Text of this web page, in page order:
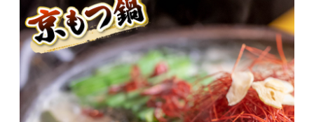
丁寧に洗浄を行っておりますが、取り切れない
牛毛が肉の間に残っていることがあります。
この牛毛は牛が毛づくろいをした際に誤って飲
み込んでしまったものです。
洗浄中、真空パック後には見当たらなくても脂
の中に入り込んでいるものが解凍後に出てくる